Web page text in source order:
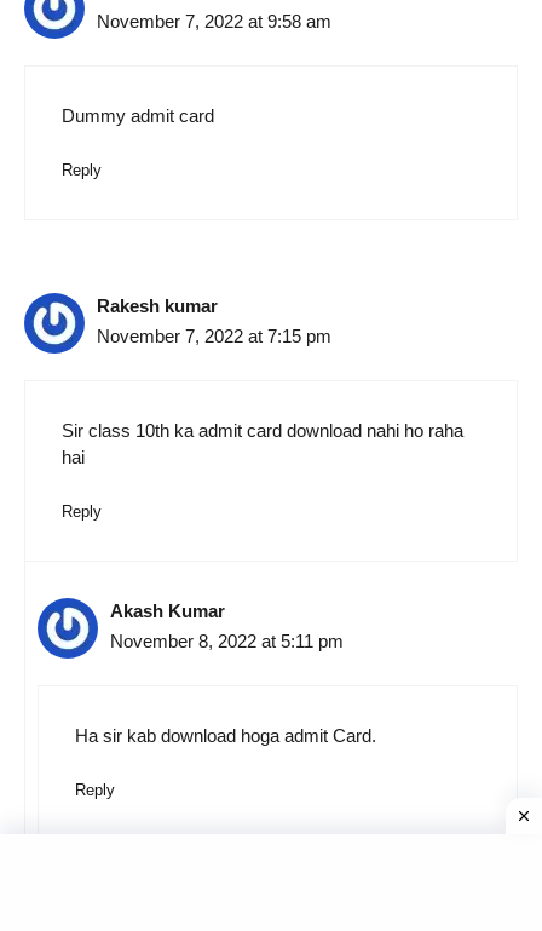
November 7, 2022 at 9:58 am
Dummy admit card
Reply
Rakesh kumar
November 7, 2022 at 7:15 pm
Sir class 10th ka admit card download nahi ho raha
hai
Reply
Akash Kumar
November 8, 2022 at 5:11 pm
Ha sir kab download hoga admit Card.
Reply